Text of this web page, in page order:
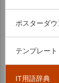
ポスターダウ
テンプレー
IT用語辞典